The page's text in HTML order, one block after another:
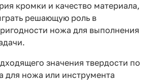
кромки и качество материала,
решающую роль в
ножа для выполнения
значения твердости по
для ножа или инструмента